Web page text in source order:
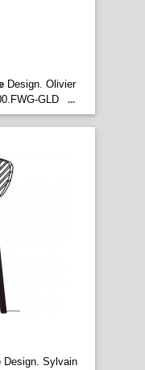
Design. Olivier
GLD
...
Design. Sylvain